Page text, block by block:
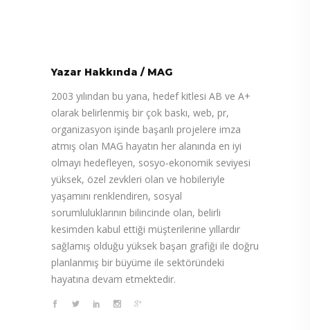
Yazar Hakkında / MAG
2003 yılından bu yana, hedef kitlesi AB ve A+
olarak belirlenmiş bir çok baskı, web, pr,
organizasyon işinde başarılı projelere imza
atmış olan MAG hayatın her alanında en iyi
olmayı hedefleyen, sosyo-ekonomik seviyesi
yüksek, özel zevkleri olan ve hobileriyle
yaşamını renklendiren, sosyal
sorumluluklarının bilincinde olan, belirli
kesimden kabul ettiği müşterilerine yıllardır
sağlamış olduğu yüksek başarı grafiği ile doğru
planlanmış bir büyüme ile sektöründeki
hayatına devam etmektedir.